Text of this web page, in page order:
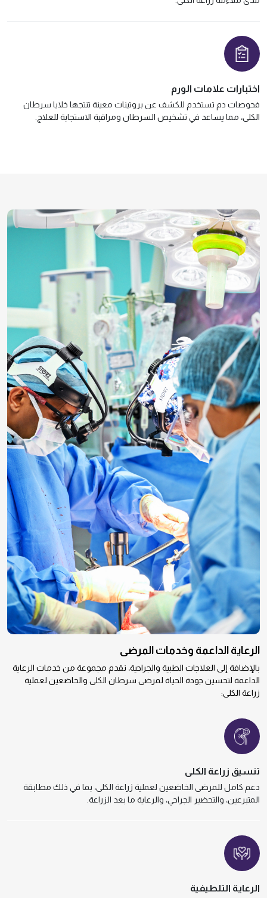
اختبارات علامات الورم
فحوصات دم تستخدم للكشف عن بروتينات معينة تنتجها خلايا سرطان
الكلى، مما يساعد في تشخيص السرطان ومراقبة الاستجابة للعلاج.
الرعاية الداعمة وخدمات المرضى
بالإضافة إلى العلاجات الطبية والجراحية، نقدم مجموعة من خدمات الرعاية
الداعمة لتحسين جودة الحياة لمرضى سرطان الكلى والخاضعين لعملية
زراعة الكلى:
تنسيق زراعة الكلى
دعم كامل للمرضى الخاضعين لعملية زراعة الكلى، بما في ذلك مطابقة
المتبرعين، والتحضير الجراحي، والرعاية ما بعد الزراعة.
الرعاية التلطيفية